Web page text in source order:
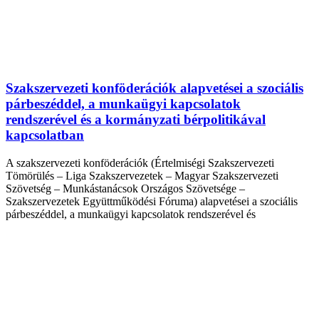
Szakszervezeti konföderációk alapvetései a szociális
párbeszéddel, a munkaügyi kapcsolatok
rendszerével és a kormányzati bérpolitikával
kapcsolatban
A szakszervezeti konföderációk (Értelmiségi Szakszervezeti
Tömörülés – Liga Szakszervezetek – Magyar Szakszervezeti
Szövetség – Munkástanácsok Országos Szövetsége –
Szakszervezetek Együttműködési Fóruma) alapvetései a szociális
párbeszéddel, a munkaügyi kapcsolatok rendszerével és